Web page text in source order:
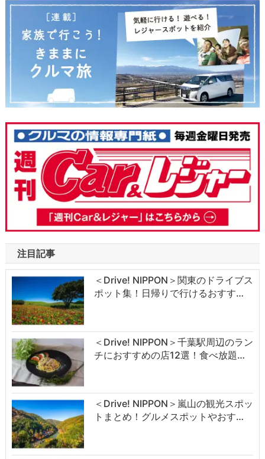
注目記事
＜Drive! NIPPON＞関東のドライブス
ポット集！日帰りで行けるおすす…
＜Drive! NIPPON＞千葉駅周辺のラン
チにおすすめの店12選！食べ放題…
＜Drive! NIPPON＞嵐山の観光スポッ
トまとめ！グルメスポットやおす…